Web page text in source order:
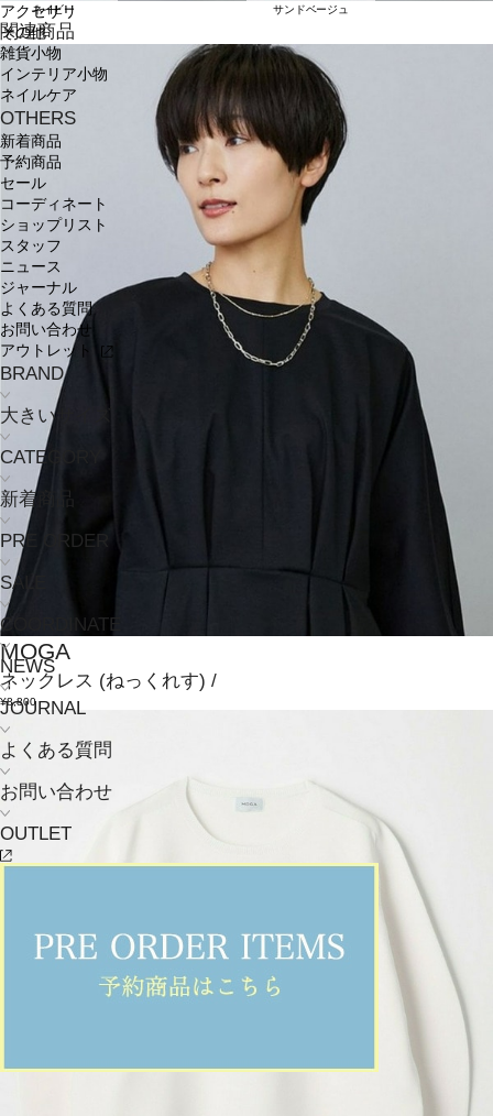
アクセサリ
その他
雑貨小物
インテリア小物
ネイルケア
OTHERS
新着商品
予約商品
セール
コーディネート
ショップリスト
スタッフ
ニュース
ジャーナル
よくある質問
お問い合わせ
アウトレット
BRAND
大きいサイズ
CATEGORY
新着商品
PRE ORDER
SALE
COORDINATE
NEWS
JOURNAL
よくある質問
お問い合わせ
OUTLET
ネイビー サンドベージュ
関連商品
MOGA
ネックレス (ねっくれす) /
¥8,800